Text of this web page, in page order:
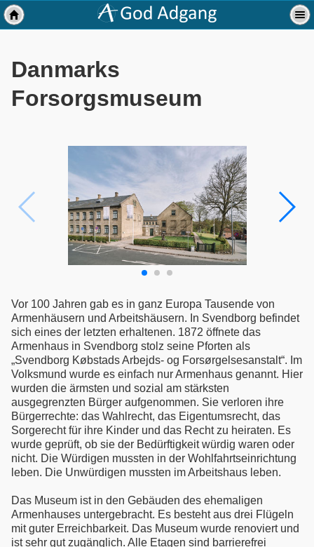
Danmarks
Forsorgsmuseum
Vor 100 Jahren gab es in ganz Europa Tausende von
Armenhäusern und Arbeitshäusern. In Svendborg befindet
sich eines der letzten erhaltenen. 1872 öffnete das
Armenhaus in Svendborg stolz seine Pforten als
„Svendborg Købstads Arbejds- og Forsørgelsesanstalt“. Im
Volksmund wurde es einfach nur Armenhaus genannt. Hier
wurden die ärmsten und sozial am stärksten
ausgegrenzten Bürger aufgenommen. Sie verloren ihre
Bürgerrechte: das Wahlrecht, das Eigentumsrecht, das
Sorgerecht für ihre Kinder und das Recht zu heiraten. Es
wurde geprüft, ob sie der Bedürftigkeit würdig waren oder
nicht. Die Würdigen mussten in der Wohlfahrtseinrichtung
leben. Die Unwürdigen mussten im Arbeitshaus leben.
Das Museum ist in den Gebäuden des ehemaligen
Armenhauses untergebracht. Es besteht aus drei Flügeln
mit guter Erreichbarkeit. Das Museum wurde renoviert und
ist sehr gut zugänglich. Alle Etagen sind barrierefrei